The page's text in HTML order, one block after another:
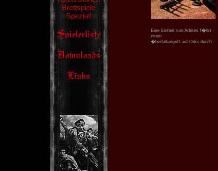
Brettspiele
Spezial!
Eine Einheit von Arbites f�hrt
einen
�berfallangriff auf Orks durch